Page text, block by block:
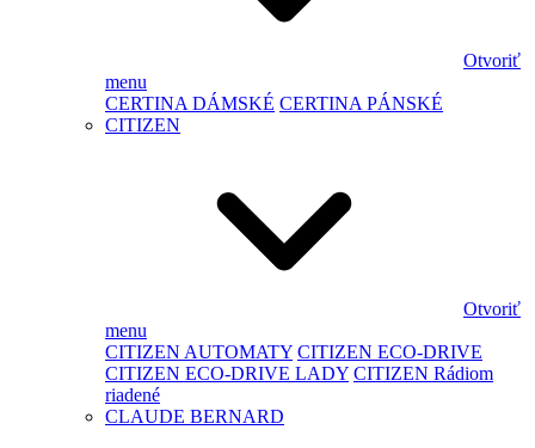
Otvoriť
menu
CERTINA DÁMSKÉ CERTINA PÁNSKÉ
CITIZEN
Otvoriť
menu
CITIZEN AUTOMATY CITIZEN ECO-DRIVE
CITIZEN ECO-DRIVE LADY CITIZEN Rádiom
riadené
CLAUDE BERNARD